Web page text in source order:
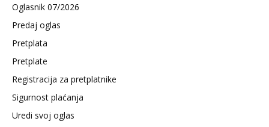
Oglasnik 07/2026
Predaj oglas
Pretplata
Pretplate
Registracija za pretplatnike
Sigurnost plaćanja
Uredi svoj oglas